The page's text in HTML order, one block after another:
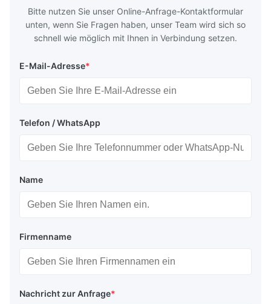
Bitte nutzen Sie unser Online-Anfrage-Kontaktformular
unten, wenn Sie Fragen haben, unser Team wird sich so
schnell wie möglich mit Ihnen in Verbindung setzen.
E-Mail-Adresse*
Telefon / WhatsApp
Name
Firmenname
Nachricht zur Anfrage*